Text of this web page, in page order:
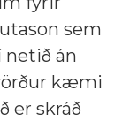
sem
netið án
kæmi
er skráð